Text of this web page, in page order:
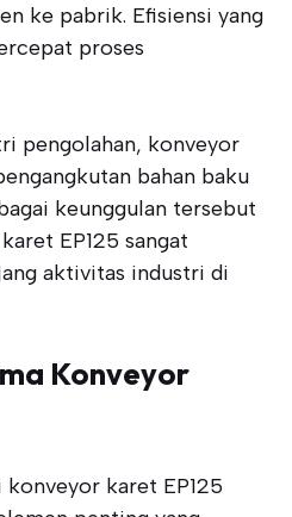
ke pabrik. Efisiensi yang
proses
pengolahan, konveyor
bahan baku
keunggulan tersebut
EP125 sangat
aktivitas industri di
Konveyor
karet EP125